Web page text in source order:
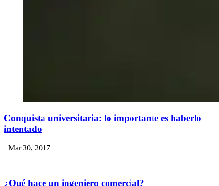
Conquista universitaria: lo importante es haberlo
intentado
- Mar 30, 2017
¿Qué hace un ingeniero comercial?